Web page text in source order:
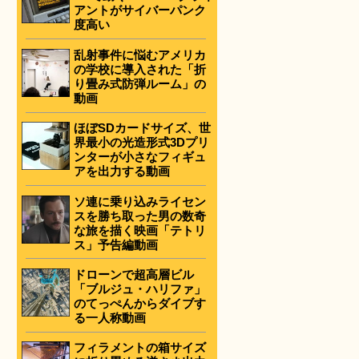
アントがサイバーパンク
度高い
乱射事件に悩むアメリカ
の学校に導入された「折
り畳み式防弾ルーム」の
動画
ほぼSDカードサイズ、世
界最小の光造形式3Dプリ
ンターが小さなフィギュ
アを出力する動画
ソ連に乗り込みライセン
スを勝ち取った男の数奇
な旅を描く映画「テトリ
ス」予告編動画
ドローンで超高層ビル
「ブルジュ・ハリファ」
のてっぺんからダイブす
る一人称動画
フィラメントの箱サイズ